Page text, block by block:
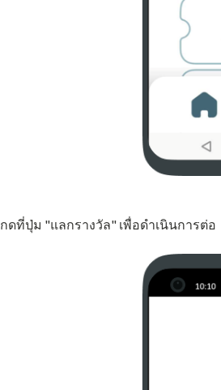
กดที่ปุ่ม "แลกรางวัล" เพื่อดำเนินการต่อ